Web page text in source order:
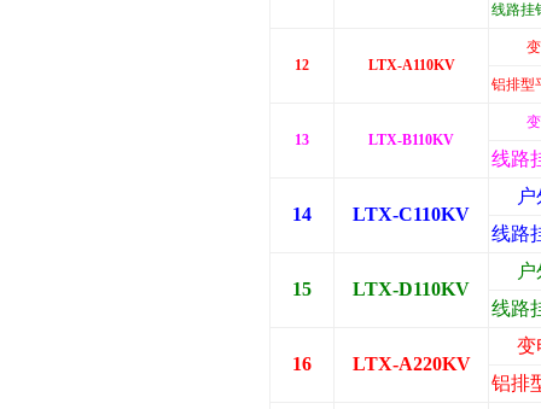
线路挂
12 LTX-A110KV
铝排型
13 LTX-B110KV
线路
14 LTX-C110KV
线路
15 LTX-D110KV
线路
16 LTX-A220KV
变
铝排